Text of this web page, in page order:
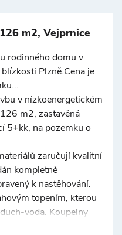
© OpenStreetMap
m2, Vejprnice
rodinného domu v
Plzně.Cena je
v nízkoenergetickém
m2, zastavěná
5+kk, na pozemku o
zaručují kvalitní
kompletně
k nastěhování.
topením, kterou
voda. Koupelny
dále jsou použity